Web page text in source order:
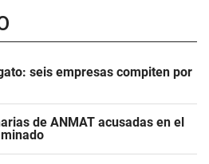
seis empresas compiten por
de ANMAT acusadas en el